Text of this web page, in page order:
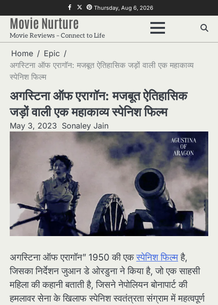
to
content
f twitterpinterest
Thursday, Aug 6, 2026
Movie Nurture
Movie Reviews – Connect to Life
Home
Epic
अगस्टिना ऑफ एरागॉन: मजबूत ऐतिहासिक जड़ों वाली एक महाकाव्य
स्पेनिश फिल्म
अगस्टिना ऑफ एरागॉन: मजबूत ऐतिहासिक
जड़ों वाली एक महाकाव्य स्पेनिश फिल्म
May 3, 2023 Sonaley Jain
अगस्टिना ऑफ एरागॉन” 1950 की एकस्पेनिश फिल्महै,
जिसका निर्देशन जुआन डे ओरडुना ने किया है, जो एक साहसी
महिला की कहानी बताती है, जिसने नेपोलियन बोनापार्ट की
हमलावर सेना के खिलाफ स्पेनिश स्वतंत्रता संग्राम में महत्वपूर्ण